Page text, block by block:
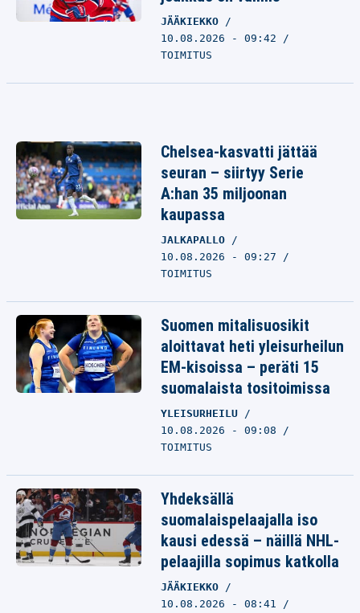
JÄÄKIEKKO
10.08.2026 - 09:42
TOIMITUS
Chelsea-kasvatti jättää
seuran – siirtyy Serie
A:han 35 miljoonan
kaupassa
JALKAPALLO
10.08.2026 - 09:27
TOIMITUS
Suomen mitalisuosikit
aloittavat heti yleisurheilun
EM-kisoissa – peräti 15
suomalaista tositoimissa
YLEISURHEILU
10.08.2026 - 09:08
TOIMITUS
Yhdeksällä
suomalaispelaajalla iso
kausi edessä – näillä NHL-
pelaajilla sopimus katkolla
JÄÄKIEKKO
10.08.2026 - 08:41